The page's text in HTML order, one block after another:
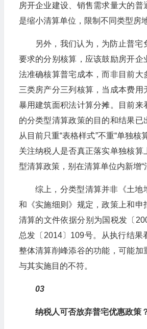
房开企业建设、销售需求量大的普
是缩小清算单位，限制不同类型房
另外，我们认为，为防止普宅
要求的分别核算，应该鼓励房开企
法准确核算普宅成本，而非目前大
三类房产分三列核算，当成本费用
暴用建筑面积法计算分摊。目前来
的分类型清算政策的目的和结果已
从目前只重“表格样式”不重“单独核
关注纳税人是否真正落实单独核算
型清算政策，别在清算单位内新增“
综上，分类型清算并非《土地
和《实施细则》规定，政策上和申
清算的文件依据分别为国税发〔
总发〔2014〕109号。从执行结果
整体清算削峰添谷的功能，可能加
与其实施目的不符。
03
纳税人可否放弃普宅优惠政策